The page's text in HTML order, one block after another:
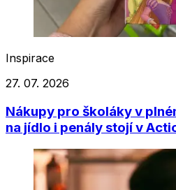
Inspirace
27. 07. 2026
Nákupy pro školáky v
na jídlo i penály stojí v